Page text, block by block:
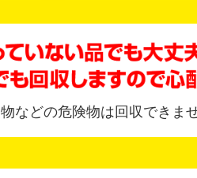
などの危険物は回収できま